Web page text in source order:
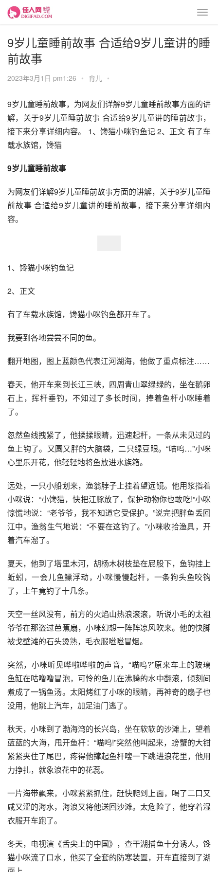
9岁儿童睡前故事 合适给9岁儿童讲的睡
前故事
2023年3月1日 pm1:26 • 育儿 •
9岁儿童睡前故事，为网友们详解9岁儿童睡前故事方面的讲
解，关于9岁儿童睡前故事 合适给9岁儿童讲的睡前故事，
接下来分享详细内容。 1、馋猫小咪钓鱼记 2、正文 有了车
载水族馆，馋猫
9岁儿童睡前故事
为网友们详解9岁儿童睡前故事方面的讲解，关于9岁儿童睡
前故事 合适给9岁儿童讲的睡前故事，接下来分享详细内
容。
1、馋猫小咪钓鱼记
2、正文
有了车载水族馆，馋猫小咪钓鱼都开车了。
我要到各地尝尝不同的鱼。
春天，他开车来到长江三峡，四周青山翠绿绿的，坐在鹅卵
石上，挥杆垂钓，不知过了多长时间，捧着鱼杆小咪睡着
了。
忽然鱼线拽紧了，他揉揉眼睛，迅速起杆，一条从未见过的
鱼上钩了。又圆又胖的大脑袋，二只绿豆眼。“喵呜…”小咪
心里乐开花，他轻轻地将鱼放进水族箱。
远处，一只小船划来，渔翁脖子上挂着望远镜。他用浆指着
小咪说：“小馋猫，快把江豚放了，保护动物你也敢吃!”小咪
惊慌地说：“老爷爷，我不知道它受保护。”说完把胖鱼丢回
江中。渔翁生气地说：“不要在这钓了。”小咪收拾渔具，开
着汽车溜了。
夏天，他到了塔里木河，胡杨木树枝垫在屁股下，鱼钩挂上
蚯蚓，一会儿鱼鳔浮动，小咪慢慢起杆，一条狗头鱼咬钩
了，上午竟钓了十几条。
天空一丝风没有，前方的火焰山热浪滚滚，听说小毛的太祖
爷爷在那盗过芭蕉扇，小咪幻想一阵阵凉风吹来。他的快脚
被戈壁滩的石头烫熟，毛衣服咝咝冒烟。
突然，小咪听见哗啦哗啦的声音，“喵呜?”原来车上的玻璃
鱼缸在咕噜噜冒泡，可怜的鱼儿在沸腾的水中翻滚，倾刻间
煮成了一锅鱼汤。太阳烤红了小咪的眼睛，再神奇的扇子也
没用，他跳上汽车，加足油门逃了。
秋天，小咪到了渤海湾的长兴岛，坐在软软的沙滩上，望着
蓝蓝的大海，甩开鱼杆：“喵呜!”突然他叫起来，螃蟹的大钳
紧紧夹住了尾巴，疼得他撑起鱼杆嗖一下跳进浪花里，他用
力挣扎，就象浪花中的花蕊。
一片海带飘来，小咪紧紧抓住，赶快爬到上面，喝了二口又
咸又涩的海水，海浪又将他送回沙滩。太危险了，他穿着湿
衣服开车跑了。
冬天，电视演《舌尖上的中国》，查干湖捕鱼十分诱人，馋
猫小咪流了口水，他买了全套的防寒装置，开车直接到了湖